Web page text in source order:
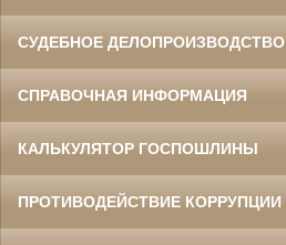
СУДЕБНОЕ ДЕЛОПРОИЗВОДСТВО
СПРАВОЧНАЯ ИНФОРМАЦИЯ
КАЛЬКУЛЯТОР ГОСПОШЛИНЫ
ПРОТИВОДЕЙСТВИЕ КОРРУПЦИИ